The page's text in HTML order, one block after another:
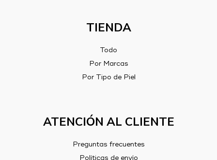
TIENDA
Todo
Por Marcas
Por Tipo de Piel
ATENCIÓN AL CLIENTE
Preguntas frecuentes
Políticas de envío